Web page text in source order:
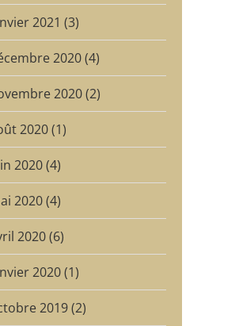
2021 (3)
2020 (4)
2020 (2)
2020 (1)
2020 (4)
2020 (4)
2020 (6)
2020 (1)
2019 (2)